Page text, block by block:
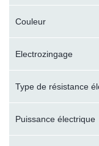
Couleur
Electrozingage
Type de résistance
Puissance électrique